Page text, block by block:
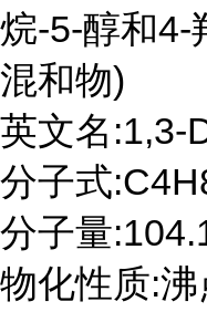
烷-5-醇和4-
混和物)
英文名:1,3-
分子式
分子量
物化性质: